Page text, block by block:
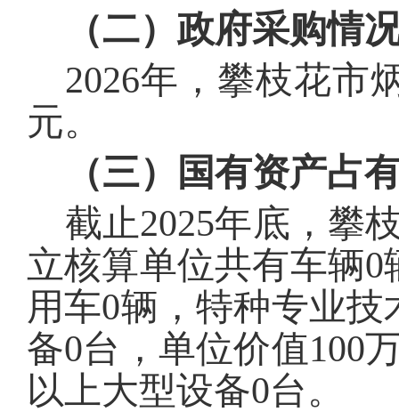
（二）政府采购情
2026年， 攀枝花市
元。
（三）国有资产占
截止2025年底， 攀
立核算单位共有车辆0
用车0辆，特种专业技
备0台，单位价值100
以上大型设备0台。